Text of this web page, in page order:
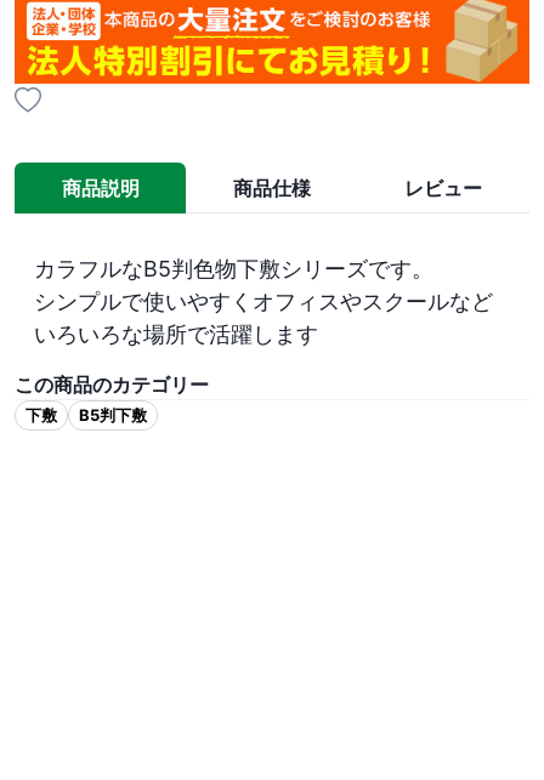
商品説明 商品仕様 レビュー
カラフルなB5判色物下敷シリーズです。
シンプルで使いやすくオフィスやスクールなど
いろいろな場所で活躍します
この商品のカテゴリー
下敷 B5判下敷